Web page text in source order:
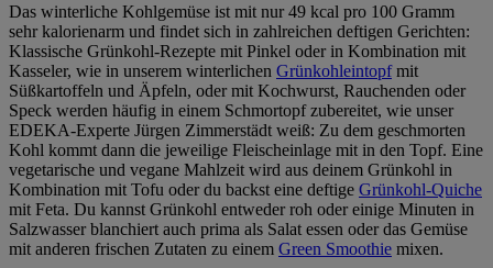
Das winterliche Kohlgemüse ist mit nur 49 kcal pro 100 Gramm
sehr kalorienarm und findet sich in zahlreichen deftigen Gerichten:
Klassische Grünkohl-Rezepte mit Pinkel oder in Kombination mit
Kasseler, wie in unserem winterlichen Grünkohleintopfmit
Süßkartoffeln und Äpfeln, oder mit Kochwurst, Rauchenden oder
Speck werden häufig in einem Schmortopf zubereitet, wie unser
EDEKA-Experte Jürgen Zimmerstädt weiß: Zu dem geschmorten
Kohl kommt dann die jeweilige Fleischeinlage mit in den Topf. Eine
vegetarische und vegane Mahlzeit wird aus deinem Grünkohl in
Kombination mit Tofu oder du backst eine deftige Grünkohl-Quiche
mit Feta. Du kannst Grünkohl entweder roh oder einige Minuten in
Salzwasser blanchiert auch prima als Salat essen oder das Gemüse
mit anderen frischen Zutaten zu einem Green Smoothie mixen.